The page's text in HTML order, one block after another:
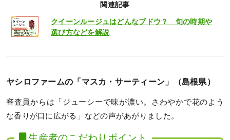
関連記事
クイーンルージュはどんなブドウ？ 旬の時期や
選び方などを解説
ヤシロファームの「マスカ・サーティーン」（島根県）
審査員からは「ジューシーで味が濃い。さわやかで花のよう
な香りが口に広がる」などの声があがりました。